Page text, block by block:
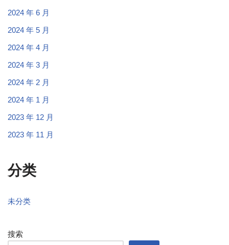
2024 年 6 月
2024 年 5 月
2024 年 4 月
2024 年 3 月
2024 年 2 月
2024 年 1 月
2023 年 12 月
2023 年 11 月
分类
未分类
搜索